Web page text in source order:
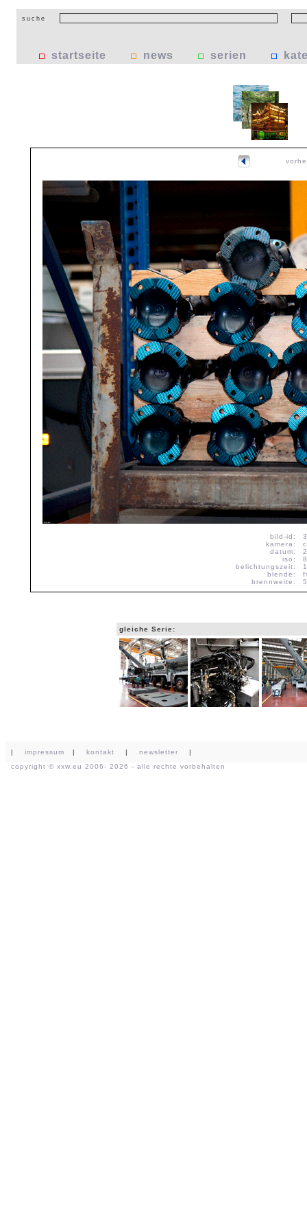
suche
startseite news serien
bild-id:
kamera:
datum:
iso:
belichtungszeit:
blende:
brennweite:
gleiche Serie:
| impressum | kontakt | newsletter |
copyright © xxw.eu 2006- 2026 - alle rechte vorbehalten